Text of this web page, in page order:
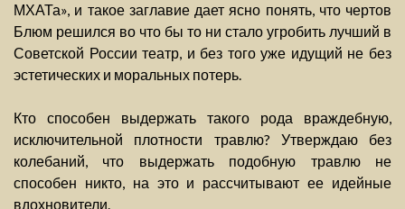
МХАТа», и такое заглавие дает ясно понять, что чертов
Блюм решился во что бы то ни стало угробить лучший в
Советской России театр, и без того уже идущий не без
эстетических и моральных потерь.
Кто способен выдержать такого рода враждебную,
исключительной плотности травлю? Утверждаю без
колебаний, что выдержать подобную травлю не
способен никто, на это и рассчитывают ее идейные
вдохновители.